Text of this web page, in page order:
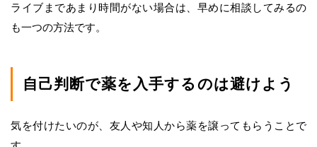
ライブまであまり時間がない場合は、早めに相談してみるの
も一つの方法です。
自己判断で薬を入手するのは避けよう
気を付けたいのが、友人や知人から薬を譲ってもらうことで